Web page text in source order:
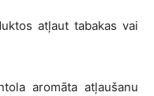
atļaut tabakas vai
aromāta atļaušanu